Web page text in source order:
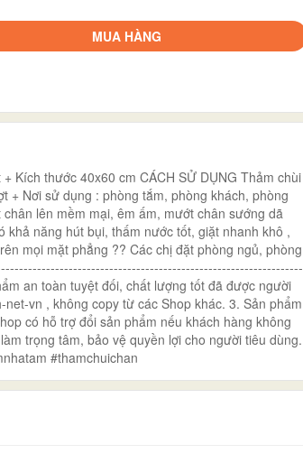
MUA HÀNG
Kích thước 40x60 cm CÁCH SỬ DỤNG Thảm chùi
+ Nơi sử dụng : phòng tắm, phòng khách, phòng
lên mềm mại, êm ấm, mướt chân sướng dã
năng hút bụi, thấm nước tốt, giặt nhanh khô ,
mọi mặt phẳng ?? Các chị đặt phòng ngủ, phòng
an toàn tuyệt đối, chất lượng tốt đã được người
vn , không copy từ các Shop khác. 3. Sản phẩm
có hỗ trợ đổi sản phẩm nếu khách hàng không
trọng tâm, bảo vệ quyền lợi cho người tiêu dùng.
#thamchuichan